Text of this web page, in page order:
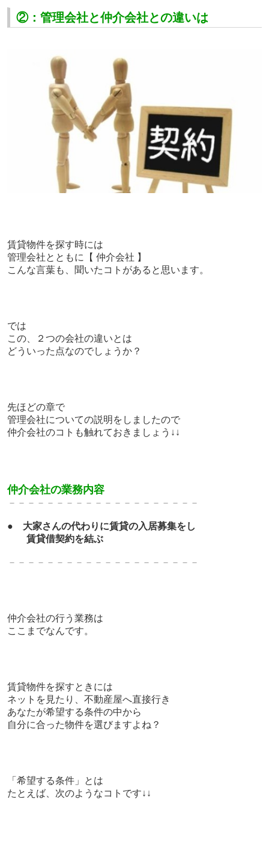
②：管理会社と仲介会社との違いは
賃貸物件を探す時には
管理会社とともに【 仲介会社 】
こんな言葉も、聞いたコトがあると思います。
では
この、２つの会社の違いとは
どういった点なのでしょうか？
先ほどの章で
管理会社についての説明をしましたので
仲介会社のコトも触れておきましょう↓↓
仲介会社の業務内容
－－－－－－－－－－－－－ －－－－－－－
● 大家さんの代わりに賃貸の入居募集をし
賃貸借契約を結ぶ
－－－－－－－－－－－－－ －－－－－－－
仲介会社の行う業務は
ここまでなんです。
賃貸物件を探すときには
ネットを見たり、不動産屋へ直接行き
あなたが希望する条件の中から
自分に合った物件を選びますよね？
「希望する条件」とは
たとえば、次のようなコトです↓↓